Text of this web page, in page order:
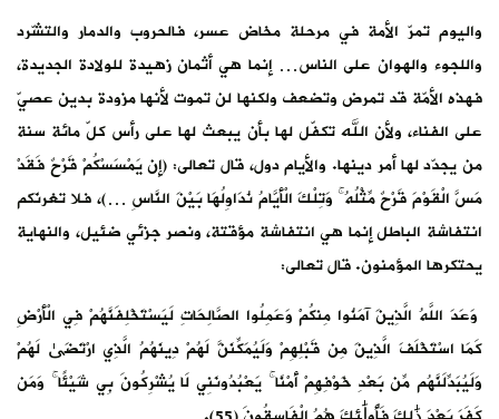
واليوم تمرّ الأمة في مرحلة مخاض عسر، فالحروب والدمار والتشّرد
واللجوء والهوان على الناس… إنما هي أثمان زهيدة للولادة الجديدة،
فهذه الأمّة قد تمرض وتضعف ولكنها لن تموت لأنها مزودة بدين عصيّ
على الفناء، ولأن الله تكفّل لها بأن يبعث لها على رأس كلّ مائة سنة
من يجدّد لها أمر دينها. والأيام دول، قال تعالى: (إِن يَمْسَسْكُمْ قَرْحٌ فَقَدْ
مَسَّ الْقَوْمَ قَرْحٌ مِّثْلُهُ ۚ وَتِلْكَ الْأَيَّامُ نُدَاوِلُهَا بَيْنَ النَّاسِ …)، فلا تغرنّكم
انتفاشة الباطل إنما هي انتفاشة مؤقتة، ونصر جزئي ضئيل، والنهاية
يحتكرها المؤمنون. قال تعالى:
وَعَدَ اللَّهُ الَّذِينَ آمَنُوا مِنكُمْ وَعَمِلُوا الصَّالِحَاتِ لَيَسْتَخْلِفَنَّهُمْ فِي الْأَرْضِ
كَمَا اسْتَخْلَفَ الَّذِينَ مِن قَبْلِهِمْ وَلَيُمَكِّنَنَّ لَهُمْ دِينَهُمُ الَّذِي ارْتَضَىٰ لَهُمْ
وَلَيُبَدِّلَنَّهُم مِّن بَعْدِ خَوْفِهِمْ أَمْنًا ۚ يَعْبُدُونَنِي لَا يُشْرِكُونَ بِي شَيْئًا ۚ وَمَن